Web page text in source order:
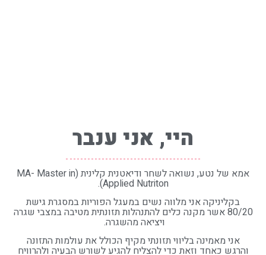
היי, אני ענבר
אמא של נטע, נשואה לשחר ו דיאטנית קלינית (MA- Master in
Applied Nutriton).
בקליניקה אני מלווה נשים במעגל הפוריות במסגרת גישת
80/20 אשר מקנה כלים להתנהלות תזונתית מטיבה במצבי שגרה
ויציאה מהשגרה.
אני מאמינה בליווי תזונתי מקיף הכולל את עולמות התזונה
והרגש כאחד וזאת כדי להצליח להגיע לשורש הבעיה ולהרוויח